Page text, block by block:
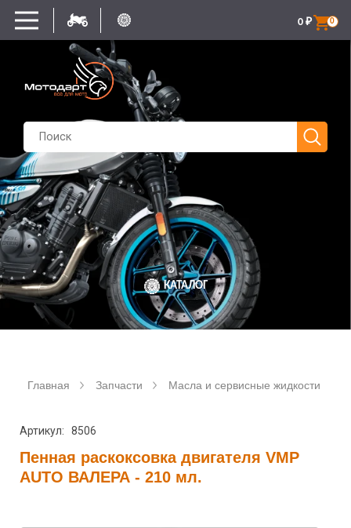
0
0 ₽
КАТАЛОГ
Главная Запчасти Масла и сервисные жидкости
Артикул: 8506
Пенная раскоксовка двигателя VMP
AUTO ВАЛЕРА - 210 мл.